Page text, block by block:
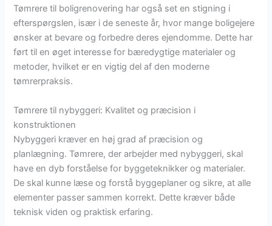
Tømrere til boligrenovering har også set en stigning i
efterspørgslen, især i de seneste år, hvor mange boligejere
ønsker at bevare og forbedre deres ejendomme. Dette har
ført til en øget interesse for bæredygtige materialer og
metoder, hvilket er en vigtig del af den moderne
tømrerpraksis.
Tømrere til nybyggeri: Kvalitet og præcision i
konstruktionen
Nybyggeri kræver en høj grad af præcision og
planlægning. Tømrere, der arbejder med nybyggeri, skal
have en dyb forståelse for byggeteknikker og materialer.
De skal kunne læse og forstå byggeplaner og sikre, at alle
elementer passer sammen korrekt. Dette kræver både
teknisk viden og praktisk erfaring.